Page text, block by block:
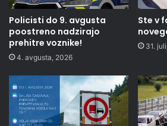
Policisti do 9. avgusta
poostreno nadzirajo
prehitre voznike!
4. avgusta, 2026
Ste v
31.